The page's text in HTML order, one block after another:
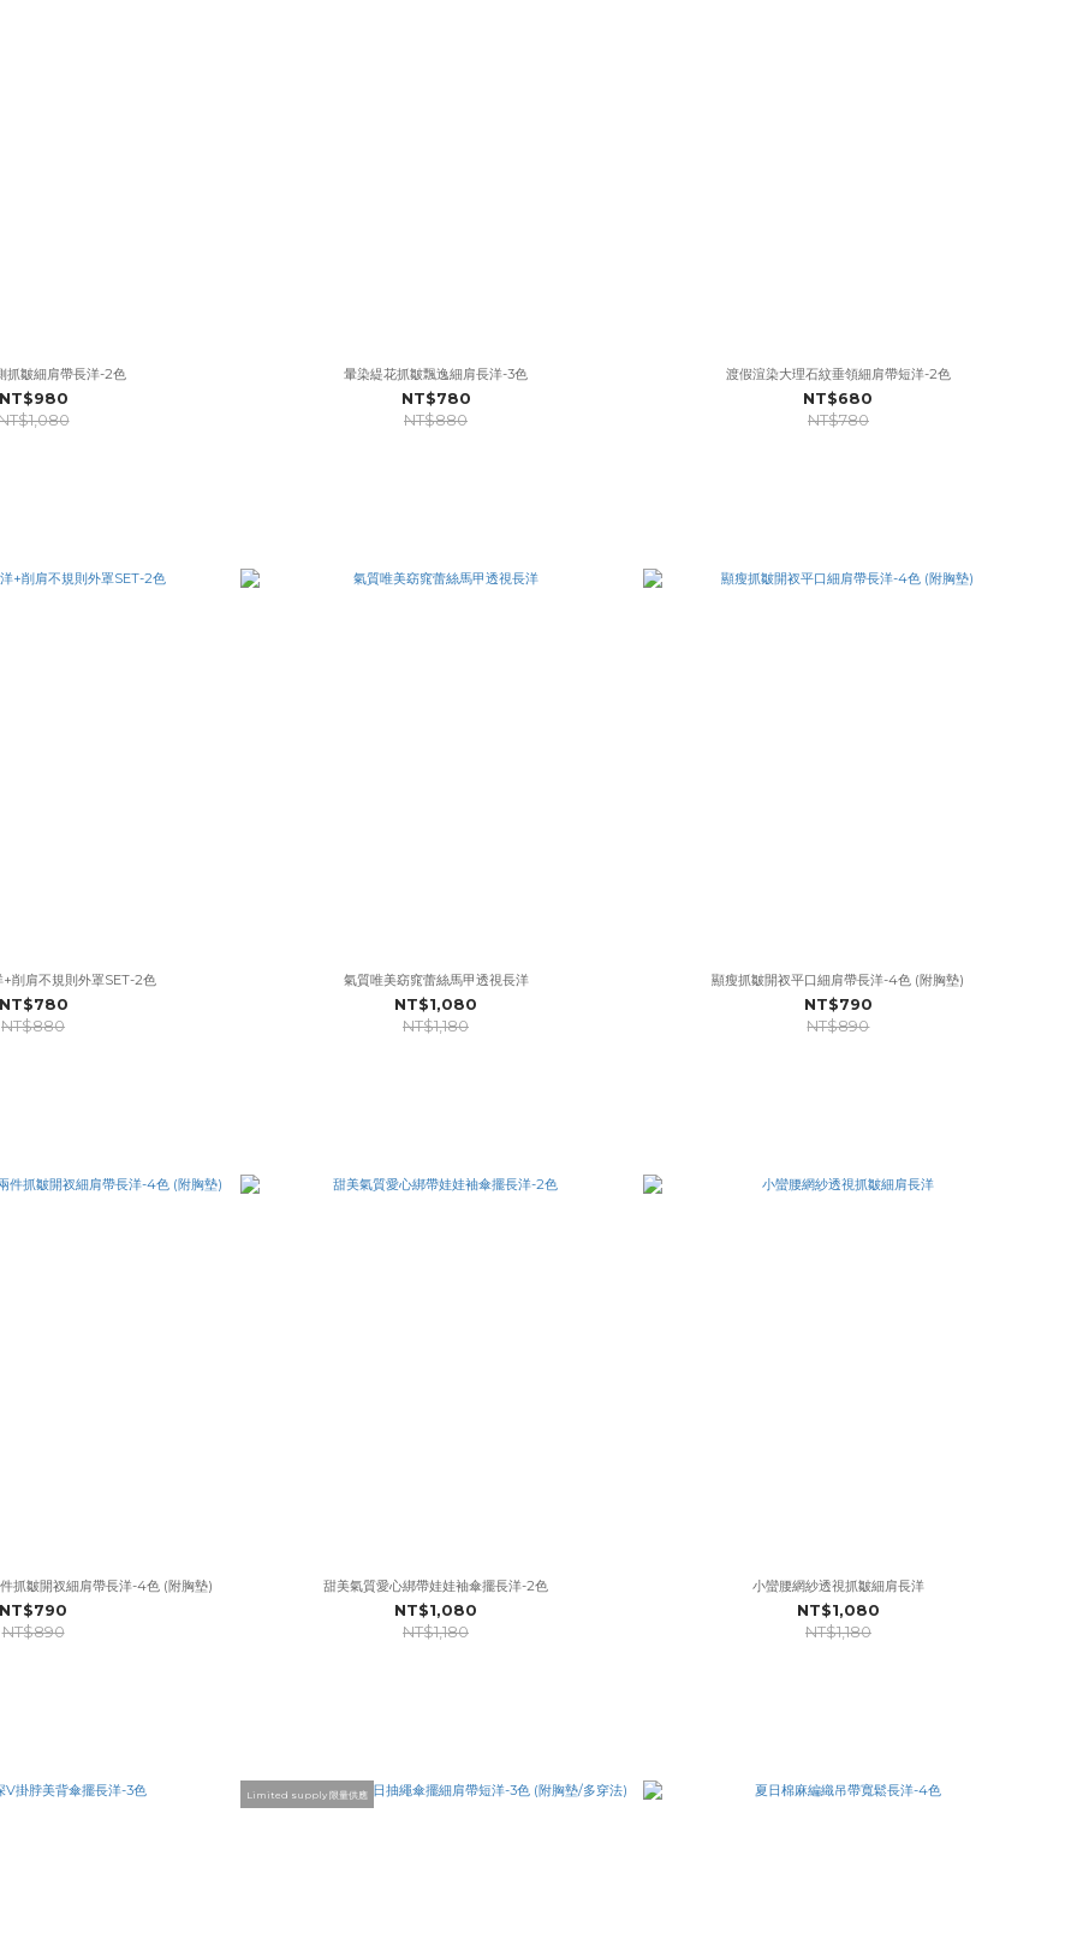
抓皺細肩帶長洋-2色 暈染緹花抓皺飄逸細肩長洋-3色
NT$780
NT$880
渡假渲染大理石紋垂領細肩帶短洋-2色
NT$680
NT$780
削肩不規則外罩SET-2色
NT$880
氣質唯美窈窕蕾絲馬甲透視長洋
NT$1,080
NT$1,180
顯瘦抓皺開衩平口細肩帶長洋-4色 (附胸墊)
NT$790
NT$890
抓皺開衩細肩帶長洋-4色 (附胸墊)
NT$790
NT$890
甜美氣質愛心綁帶娃娃袖傘擺長洋-2色
NT$1,080
NT$1,180
小蠻腰網紗透視抓皺細肩長洋
NT$1,080
NT$1,180
Limited supply 限量供應